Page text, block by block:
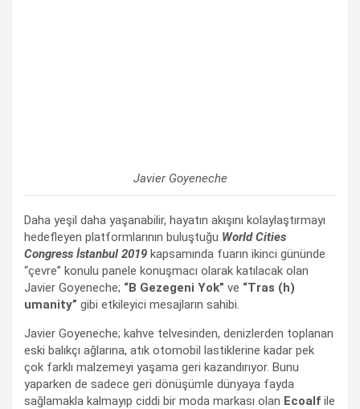
Javier Goyeneche
Daha yeşil daha yaşanabilir, hayatın akışını kolaylaştırmayı
hedefleyen platformlarının buluştuğu World Cities
Congress İstanbul 2019 kapsamında fuarın ikinci gününde
“çevre” konulu panele konuşmacı olarak katılacak olan
Javier Goyeneche; “B Gezegeni Yok” ve “Tras (h)
umanity” gibi etkileyici mesajların sahibi.
Javier Goyeneche; kahve telvesinden, denizlerden toplanan
eski balıkçı ağlarına, atık otomobil lastiklerine kadar pek
çok farklı malzemeyi yaşama geri kazandırıyor. Bunu
yaparken de sadece geri dönüşümle dünyaya fayda
sağlamakla kalmayıp ciddi bir moda markası olan Ecoalf ile